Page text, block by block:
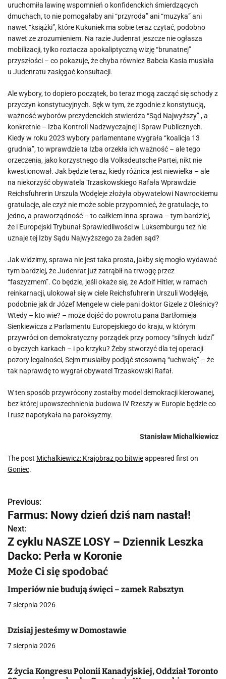
uruchomiła lawinę wspomnień o konfidenckich śmierdzących
dmuchach, to nie pomogałaby ani “przyroda” ani “muzyka” ani
nawet “książki”, które Kukuniek ma sobie teraz czytać, podobno
nawet ze zrozumieniem. Na razie Judenrat jeszcze nie ogłasza
mobilizacji, tylko roztacza apokaliptyczną wizję “brunatnej”
przyszłości – co pokazuje, że chyba również Babcia Kasia musiała
u Judenratu zasięgać konsultacji.
Ale wybory, to dopiero początek, bo teraz mogą zacząć się schody z
przyczyn konstytucyjnych. Sęk w tym, że zgodnie z konstytucją,
ważność wyborów prezydenckich stwierdza “Sąd Najwyższy” , a
konkretnie – Izba Kontroli Nadzwyczajnej i Spraw Publicznych.
Kiedy w roku 2023 wybory parlamentane wygrała “koalicja 13
grudnia”, to wprawdzie ta Izba orzekła ich ważność – ale tego
orzeczenia, jako korzystnego dla Volksdeutsche Partei, nikt nie
kwestionował. Jak będzie teraz, kiedy różnica jest niewielka – ale
na niekorzyść obywatela Trzaskowskiego Rafała Wprawdzie
Reichsfuhrerin Urszula Wodęleje złożyła obywatelowi Nawrockiemu
gratulacje, ale czyż nie może sobie przypomnieć, że gratulacje, to
jedno, a praworządność – to całkiem inna sprawa – tym bardziej,
że i Europejski Trybunał Sprawiedliwości w Luksemburgu też nie
uznaje tej Izby Sądu Najwyższego za żaden sąd?
Jak widzimy, sprawa nie jest taka prosta, jakby się mogło wydawać
tym bardziej, że Judenrat już zatrąbił na trwogę przez
“faszyzmem”. Co będzie, jeśli okaże się, że Adolf Hitler, w ramach
reinkarnacji, ulokował się w ciele Reichsfuhrerin Urszuli Wodęleje,
podobnie jak dr Józef Mengele w ciele pani doktor Gizele z Oleśnicy?
Wtedy – kto wie? – może dojść do powrotu pana Bartłomieja
Sienkiewicza z Parlamentu Europejskiego do kraju, w którym
przywróci on demokratyczny porządek przy pomocy “silnych ludzi”
o byczych karkach – i po krzyku? Żeby stworzyć dla tej operacji
pozory legalności, Sejm musiałby podjąć stosowną “uchwałę” – że
tak naprawdę to wygrał obywatel Trzaskowski Rafał.
W ten sposób przywrócony zostałby model demokracji kierowanej,
bez której upowszechnienia budowa IV Rzeszy w Europie będzie co
i rusz napotykała na paroksyzmy.
Stanisław Michalkiewicz
The post Michalkiewicz: Krajobraz po bitwieappeared first on
Goniec.
N
a
w
i
a
Previous:
Farmus: Nowy dzień dziś nam nastał!
Next:
Z cyklu NASZE LOSY – Dziennik Leszka
Dacko: Perła w Koronie
Może Ci się spodobać
Imperiów nie budują święci – zamek Rabsztyn
7 sierpnia 2026
Dzisiaj jesteśmy w Domostawie
7 sierpnia 2026
Z życia Kongresu Polonii Kanadyjskiej, Oddział Toronto